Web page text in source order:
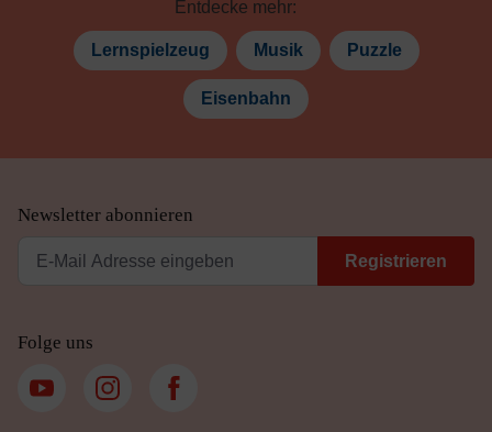
Entdecke mehr:
Lernspielzeug Musik Puzzle
Eisenbahn
Newsletter abonnieren
Registrieren
Folge uns